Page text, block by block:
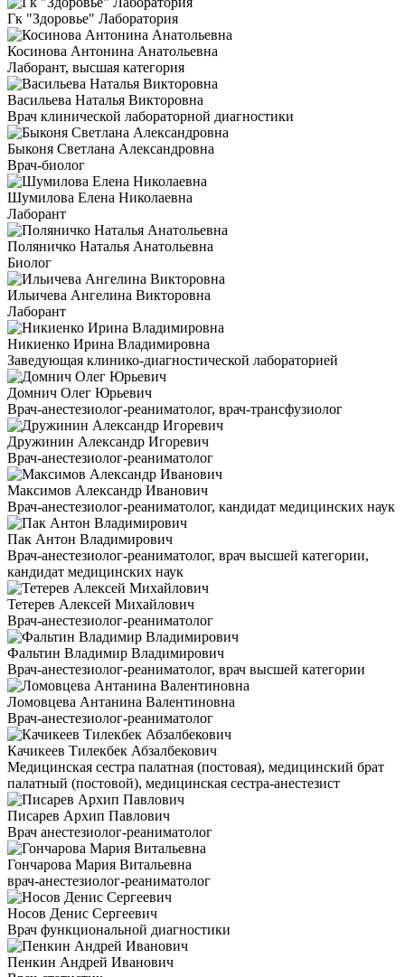
Гк "Здоровье" Лаборатория
Косинова Антонина Анатольевна
Лаборант, высшая категория
Васильева Наталья Викторовна
Врач клинической лабораторной диагностики
Быконя Светлана Александровна
Врач-биолог
Шумилова Елена Николаевна
Лаборант
Поляничко Наталья Анатольевна
Биолог
Ильичева Ангелина Викторовна
Лаборант
Никиенко Ирина Владимировна
Заведующая клинико-диагностической лабораторией
Домнич Олег Юрьевич
Врач-анестезиолог-реаниматолог, врач-трансфузиолог
Дружинин Александр Игоревич
Врач-анестезиолог-реаниматолог
Максимов Александр Иванович
Врач-анестезиолог-реаниматолог, кандидат медицинских наук
Пак Антон Владимирович
Врач-анестезиолог-реаниматолог, врач высшей категории,
кандидат медицинских наук
Тетерев Алексей Михайлович
Врач-анестезиолог-реаниматолог
Фальтин Владимир Владимирович
Врач-анестезиолог-реаниматолог, врач высшей категории
Ломовцева Антанина Валентиновна
Врач-анестезиолог-реаниматолог
Качикеев Тилекбек Абзалбекович
Медицинская сестра палатная (постовая), медицинский брат
палатный (постовой), медицинская сестра-анестезист
Писарев Архип Павлович
Врач анестезиолог-реаниматолог
Гончарова Мария Витальевна
врач-анестезиолог-реаниматолог
Носов Денис Сергеевич
Врач функциональной диагностики
Пенкин Андрей Иванович